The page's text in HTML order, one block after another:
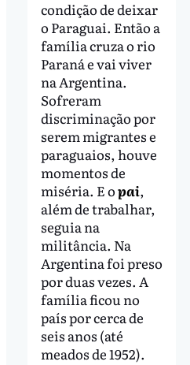
condição de deixar
o Paraguai. Então a
família cruza o rio
Paraná e vai viver
na Argentina.
Sofreram
discriminação por
serem migrantes e
paraguaios, houve
momentos de
miséria. E opai,
além de trabalhar,
seguia na
militância. Na
Argentina foi preso
por duas vezes. A
família ficou no
país por cerca de
seis anos (até
meados de 1952).